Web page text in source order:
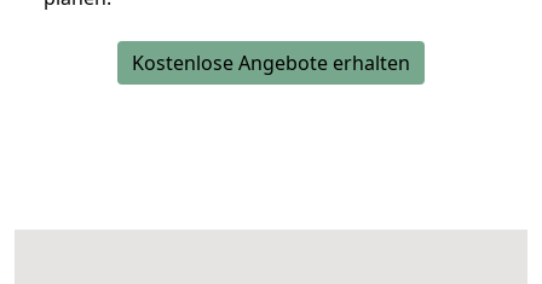
Kostenlose Angebote erhalten